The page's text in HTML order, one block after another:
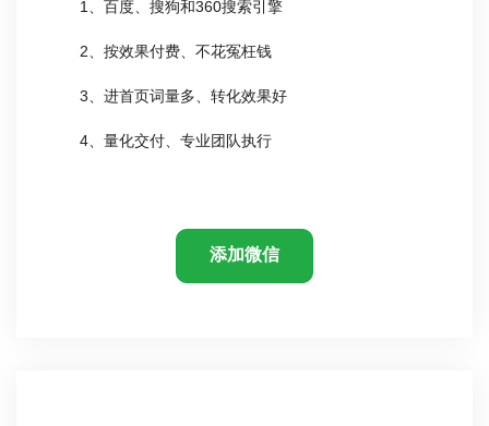
1、百度、搜狗和360搜索引擎
2、按效果付费、不花冤枉钱
3、进首页词量多、转化效果好
4、量化交付、专业团队执行
添加微信